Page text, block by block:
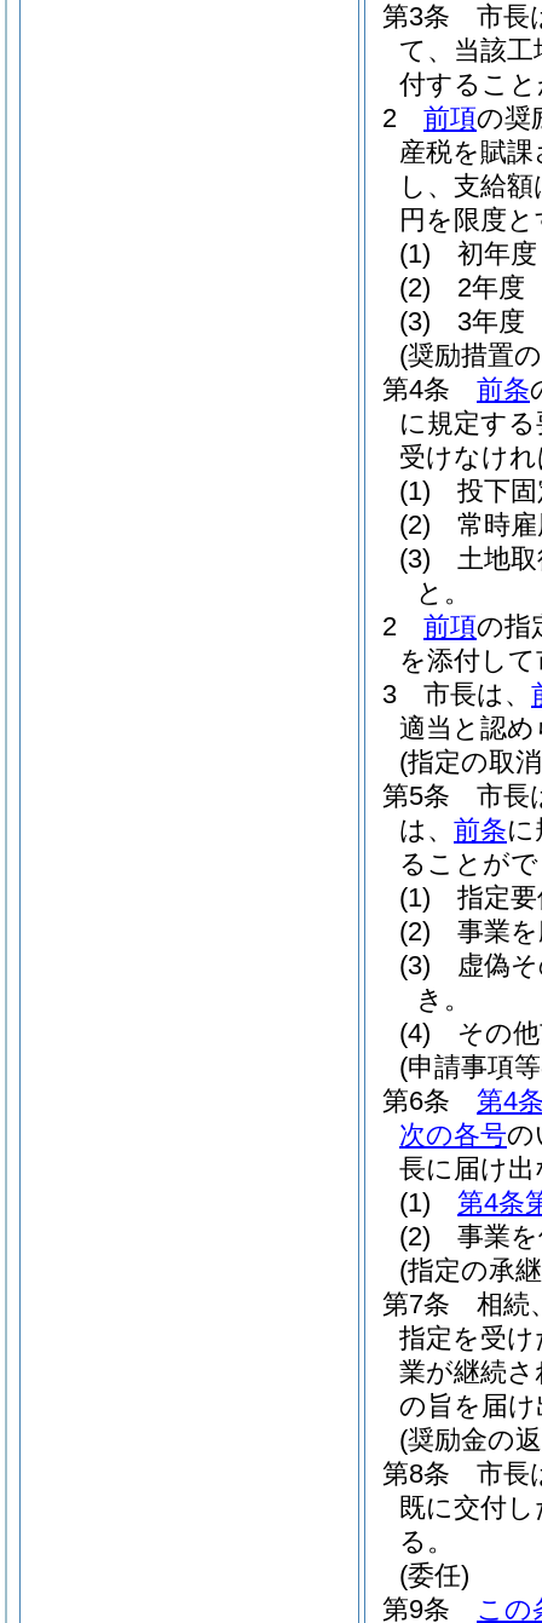
第3条
市長
て、当該
付するこ
2
前項の奨
産税を賦
し、支給
円を限度
(1)
初年
(2)
2年度
(3)
3年度
(奨励措置
第4条
前条
に規定す
受けなけ
(1)
投下
(2)
常時
(3)
土地
と。
2
前項の指
を添付し
3
市長は、
適当と認
(指定の取
第5条
市長
は、 前条に
ることが
(1)
指定
(2)
事業
(3)
虚偽
き。
(4)
その
(申請事項
第6条
第4
次の各号の
長に届け
(1)
第4条
(2)
事業
(指定の承
第7条
相続
指定を受
業が継続
の旨を届
(奨励金の
第8条
市長
既に交付
る。
(委任)
第9条
この